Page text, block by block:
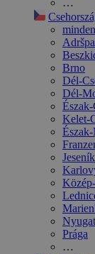
…
Brno
Dél-
Dél-
Észak-
Kelet-
Jeseník
Prága
…